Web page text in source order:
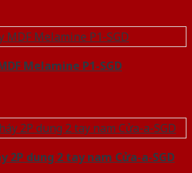
Melamine P1-SGD
2P dung 2 tay nam Cửa-a-SGD